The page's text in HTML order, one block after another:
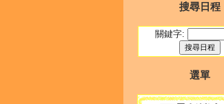
搜尋日程
關鍵字:
選單